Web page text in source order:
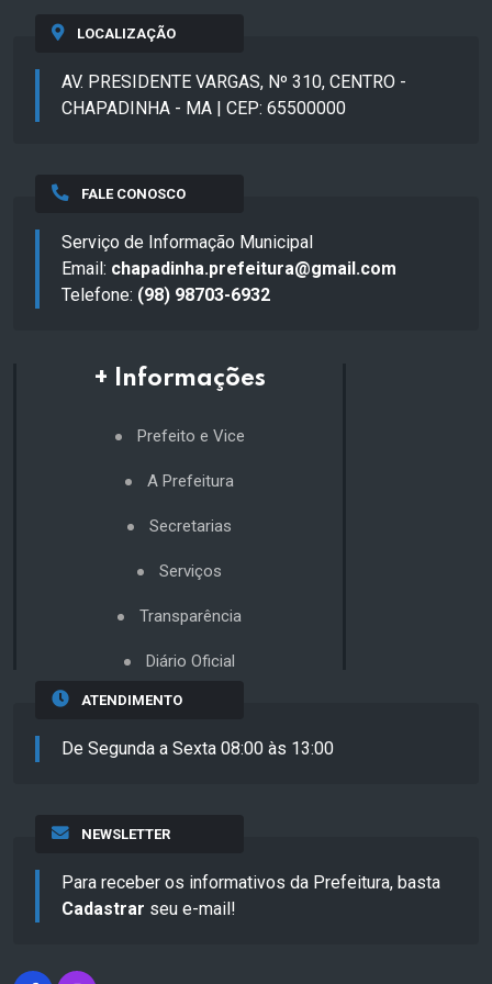
LOCALIZAÇÃO
AV. PRESIDENTE VARGAS, Nº 310, CENTRO -
CHAPADINHA - MA | CEP: 65500000
FALE CONOSCO
Serviço de Informação Municipal
Email: chapadinha.prefeitura@gmail.com
Telefone: (98) 98703-6932
+ Informações
Prefeito e Vice
A Prefeitura
Secretarias
Serviços
Transparência
Diário Oficial
ATENDIMENTO
De Segunda a Sexta 08:00 às 13:00
NEWSLETTER
Para receber os informativos da Prefeitura, basta
Cadastrar seu e-mail!